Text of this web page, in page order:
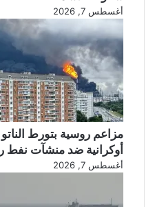
.
ل
ا
ك
ن
غ
ر
م
ب
ل
أغسطس 7, 2026
مزاعم روسية بتورط
أوكرانية ضد منشآت نفط
أغسطس 7, 2026